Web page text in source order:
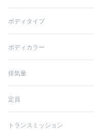
ボディタイプ
ボディカラー
排気量
定員
トランスミッション